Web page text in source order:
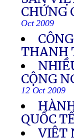
CHỨNG
Oct 2009
THANH
CỘNG
12 Oct 2009
QUỐC
VIỆT